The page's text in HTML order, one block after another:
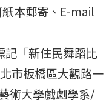
本郵寄、E-mail
記「新住民舞蹈比
市板橋區大觀路一
術大學戲劇學系/